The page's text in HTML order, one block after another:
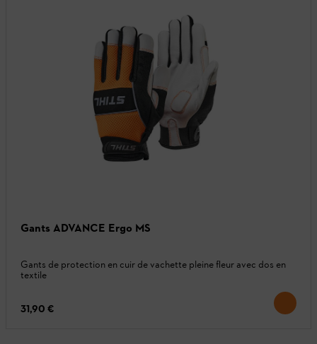
Gants ADVANCE Ergo MS
Gants de protection en cuir de vachette pleine fleur avec dos en
textile
31,90 €